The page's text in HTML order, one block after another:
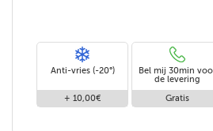
Anti-vries (-20°)
+ 10,00€
Bel mij 30min
de levering
Gratis